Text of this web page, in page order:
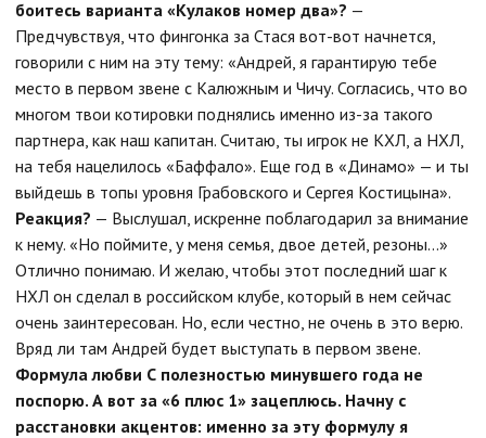
боитесь варианта «Кулаков номер два»? —
Предчувствуя, что фингонка за Стася вот-вот начнется,
говорили с ним на эту тему: «Андрей, я гарантирую тебе
место в первом звене с Калюжным и Чичу. Согласись, что во
многом твои котировки поднялись именно из-за такого
партнера, как наш капитан. Считаю, ты игрок не КХЛ, а НХЛ,
на тебя нацелилось «Баффало». Еще год в «Динамо» — и ты
выйдешь в топы уровня Грабовского и Сергея Костицына».
Реакция? — Выслушал, искренне поблагодарил за внимание
к нему. «Но поймите, у меня семья, двое детей, резоны...»
Отлично понимаю. И желаю, чтобы этот последний шаг к
НХЛ он сделал в российском клубе, который в нем сейчас
очень заинтересован. Но, если честно, не очень в это верю.
Вряд ли там Андрей будет выступать в первом звене.
Формула любви С полезностью минувшего года не
поспорю. А вот за «6 плюс 1» зацеплюсь. Начну с
расстановки акцентов: именно за эту формулу я